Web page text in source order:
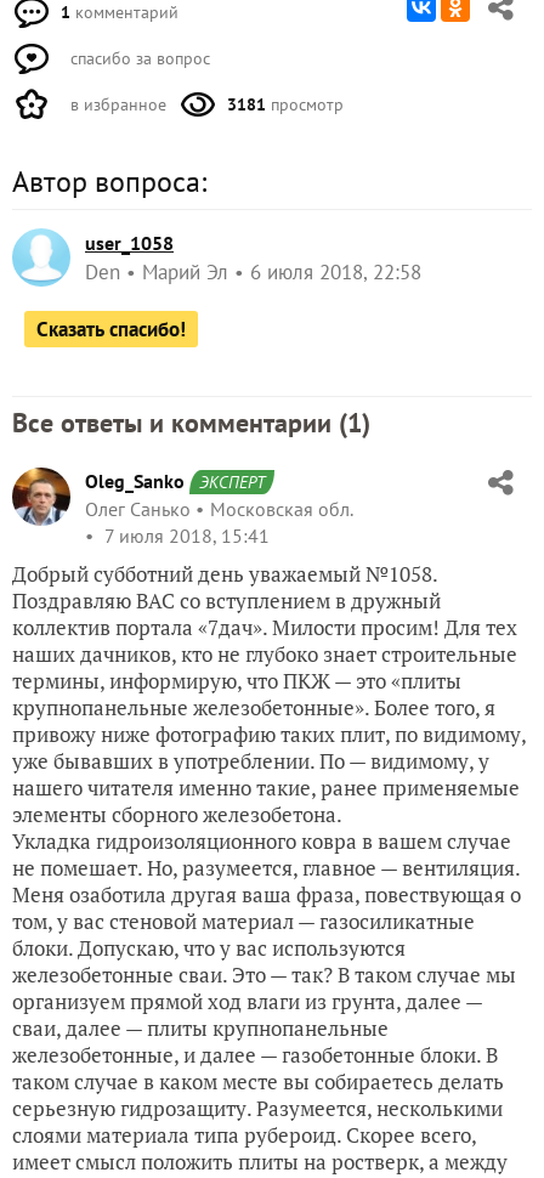
1 комментарий
спасибо за вопрос
в избранное 3181 просмотр
Автор вопроса:
user_1058
Den Марий Эл 6 июля 2018, 22:58
Сказать спасибо!
Все ответы и комментарии (1)
Oleg_Sanko ЭКСПЕРТ
Олег Санько
Московская обл.
7 июля 2018, 15:41
Добрый субботний день уважаемый №1058.
Поздравляю ВАС со вступлением в дружный
коллектив портала «7дач». Милости просим! Для тех
наших дачников, кто не глубоко знает строительные
термины, информирую, что ПКЖ — это «плиты
крупнопанельные железобетонные». Более того, я
привожу ниже фотографию таких плит, по видимому,
уже бывавших в употреблении. По — видимому, у
нашего читателя именно такие, ранее применяемые
элементы сборного железобетона.
Укладка гидроизоляционного ковра в вашем случае
не помешает. Но, разумеется, главное — вентиляция.
Меня озаботила другая ваша фраза, повествующая о
том, у вас стеновой материал — газосиликатные
блоки. Допускаю, что у вас используются
железобетонные сваи. Это — так? В таком случае мы
организуем прямой ход влаги из грунта, далее —
сваи, далее — плиты крупнопанельные
железобетонные, и далее — газобетонные блоки. В
таком случае в каком месте вы собираетесь делать
серьезную гидрозащиту. Разумеется, несколькими
слоями материала типа рубероид. Скорее всего,
имеет смысл положить плиты на ростверк, а между